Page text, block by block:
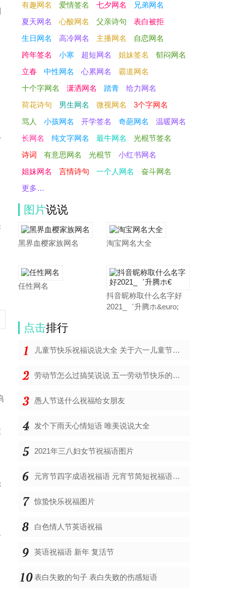
有趣网名
爱情签名 七夕网名
兄弟网名
夏天网名
心酸网名 父亲诗句
表白被拒
生日网名
高冷网名 主播网名
自恋网名
跨年签名
小寒 超短网名 姐妹签名
郁闷网名
立春
中性网名 心累网名
霸道网名
十个字网名
潇洒网名 踏青
给力网名
荷花诗句
男生网名 微视网名
3个字网名
骂人
小孩网名 开学签名 奇葩网名
温暖网名
长网名
纯文字网名 最牛网名
光棍节签名
诗词
有意思网名 光棍节
小红书网名
姐妹网名
言情诗句 一个人网名
奋斗网名
更多…
图片说说
黑界血樱家族网名 淘宝网名大全
任性网名
抖音昵称取什么名字好
2021_゛升腾ホ&euro;
点击排行
儿童节快乐祝福说说大全 关于六一儿童节的心情说说
劳动节怎么过搞笑说说 五一劳动节快乐的说说
愚人节送什么祝福给女朋友
发个下雨天心情短语 唯美说说大全
2021年三八妇女节祝福语图片
元宵节四字成语祝福语 元宵节简短祝福语英语
惊蛰快乐祝福图片
白色情人节英语祝福
英语祝福语 新年 复活节
表白失败的句子 表白失败的伤感短语